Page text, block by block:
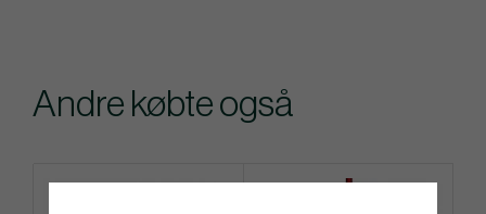
Andre købte også